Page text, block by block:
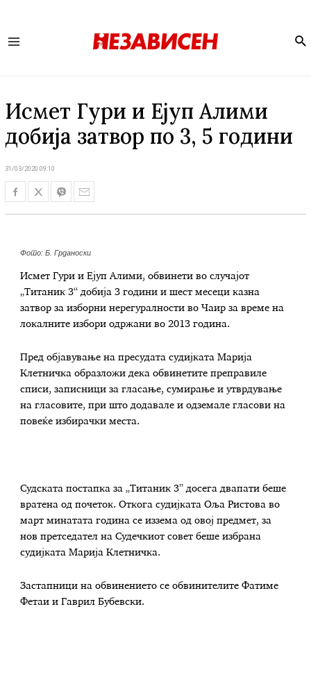
Исмет Гури и Ејуп Алими
добија затвор по 3, 5 години
31/03/2020 09:10
Фото: Б. Грданоски
Исмет Гури и Ејуп Алими, обвинети во случајот
„Титаник 3“ добија 3 години и шест месеци казна
затвор за изборни нерегуралности во Чаир за време на
локалните избори одржани во 2013 година.
Пред објавување на пресудата судијката Марија
Клетничка образложи дека обвинетите преправиле
списи, записници за гласање, сумирање и утврдување
на гласовите, при што додавале и одземале гласови на
повеќе избирачки места.
Судската постапка за „Титаник 3” досега двапати беше
вратена од почеток. Откога судијката Оља Ристова во
март минатата година се иззема од овој предмет, за
нов претседател на Судечкиот совет беше избрана
судијката Марија Клетничка.
Застапници на обвинението се обвинителите Фатиме
Фетаи и Гаврил Бубевски.